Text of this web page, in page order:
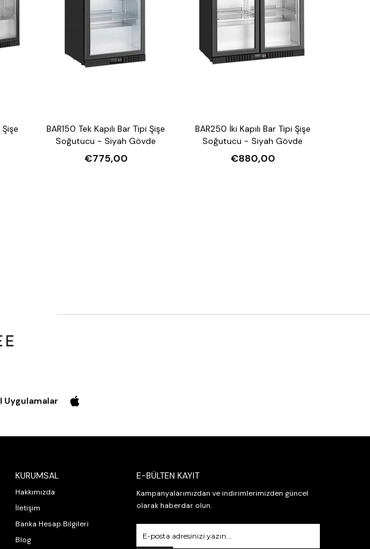
BAR150 Tek Kapılı Bar Tipi Şişe
Soğutucu - Siyah Gövde
€775,00
BAR250 İki Kapılı Bar Tipi Şişe
Soğutucu - Siyah Gövde
€880,00
Uygulamalar
KURUMSAL
Hakkımızda
İletişim
Banka Hesap Bilgileri
Blog
E-BÜLTEN KAYIT
Kampanyalarımızdan ve indirimlerimizden güncel
olarak haberdar olun.